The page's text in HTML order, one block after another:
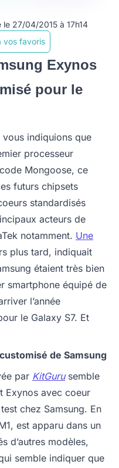
le 27/04/2015 à 17h14
vos favoris
Exynos
pour le
vous indiquions que
processeur
Mongoose, ce
futurs chipsets
standardisés
acteurs de
notamment. Une
plus tard, indiquait
étaient très bien
smartphone équipé de
l’année
le Galaxy S7. Et
de Samsung
par KitGurusemble
Exynos avec coeur
chez Samsung. En
est apparu dans un
d’autres modèles,
semble indiquer que